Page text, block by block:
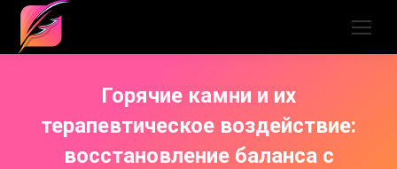
Горячие камни и их
терапевтическое воздействие:
восстановление баланса с